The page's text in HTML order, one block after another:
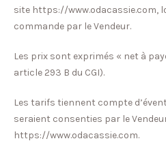
site https://www.odacassie.com,
commande par le Vendeur.
Les prix sont exprimés « net à
article 293 B du CGI).
Les tarifs tiennent compte
seraient consenties par le
https://www.odacassie.com.